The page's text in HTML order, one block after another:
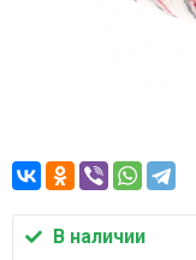
В наличии